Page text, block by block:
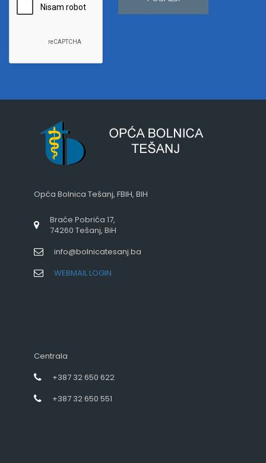
Opća Bolnica Tešanj, FBIH, BIH
Braće Pobrića 17,
74260 Tešanj, BiH
info@bolnicatesanj.ba
WEBMAIL LOGIN
Centrala
+387 32 650 622
+387 32 650 551